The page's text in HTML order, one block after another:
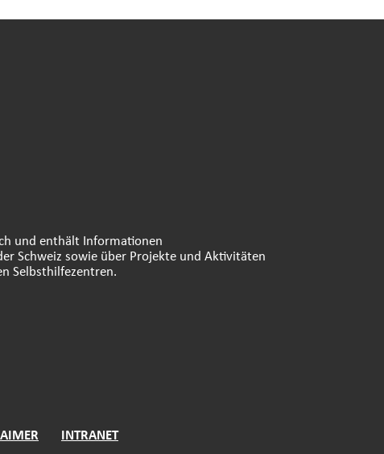
und enthält Informationen
Schweiz sowie über Projekte und Aktivitäten
Selbsthilfezentren.
INTRANET